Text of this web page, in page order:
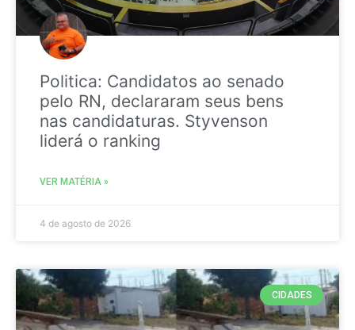
Politica: Candidatos ao senado
pelo RN, declararam seus bens
nas candidaturas. Styvenson
liderá o ranking
VER MATÉRIA »
4 de agosto de 2026
CIDADES